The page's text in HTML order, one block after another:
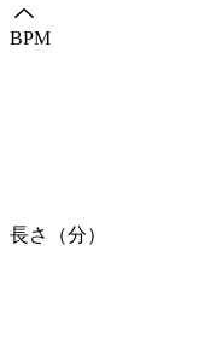
BPM
長さ（分）